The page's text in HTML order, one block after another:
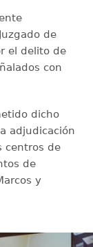
de
el delito de
con
dicho
adjudicación
centros de
de
y